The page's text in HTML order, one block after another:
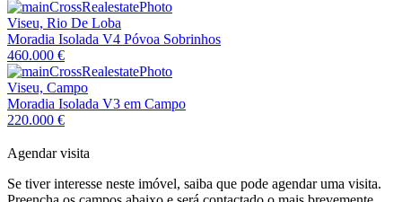
Viseu, Rio De Loba
Moradia Isolada V4 Póvoa Sobrinhos
460.000 €
Viseu, Campo
Moradia Isolada V3 em Campo
220.000 €
Agendar visita
Se tiver interesse neste imóvel, saiba que pode agendar uma visita.